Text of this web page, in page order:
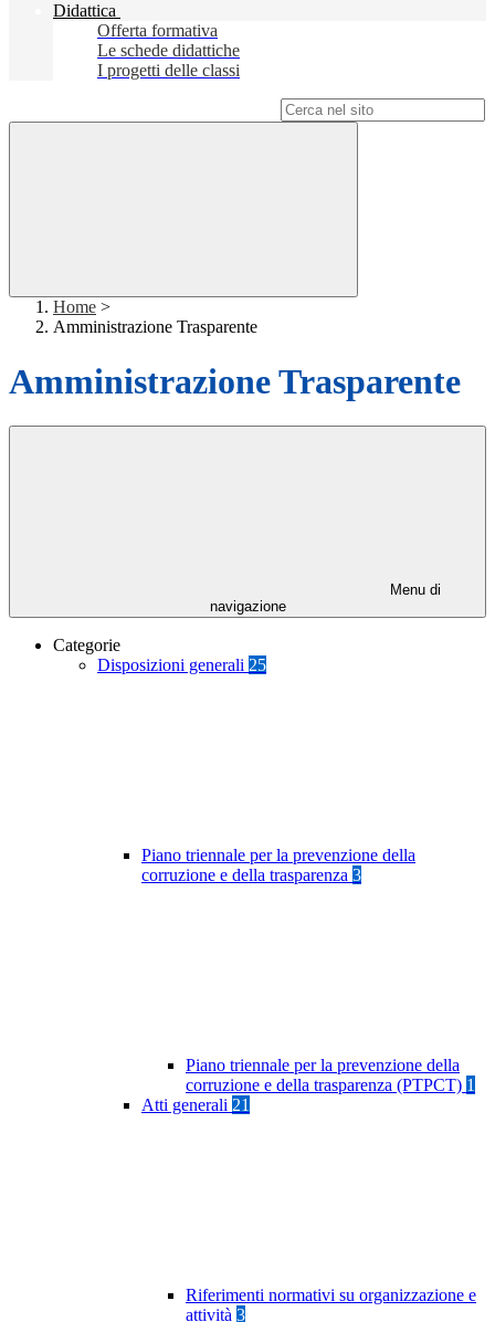
Didattica
Offerta formativa
Le schede didattiche
I progetti delle classi
Home >
Amministrazione Trasparente
Amministrazione Trasparente
Menu di
navigazione
Categorie
Disposizioni generali 25
Piano triennale per la prevenzione della
corruzione e della trasparenza 3
Piano triennale per la prevenzione della
corruzione e della trasparenza (PTPCT) 1
Atti generali 21
Riferimenti normativi su organizzazione e
attività 3